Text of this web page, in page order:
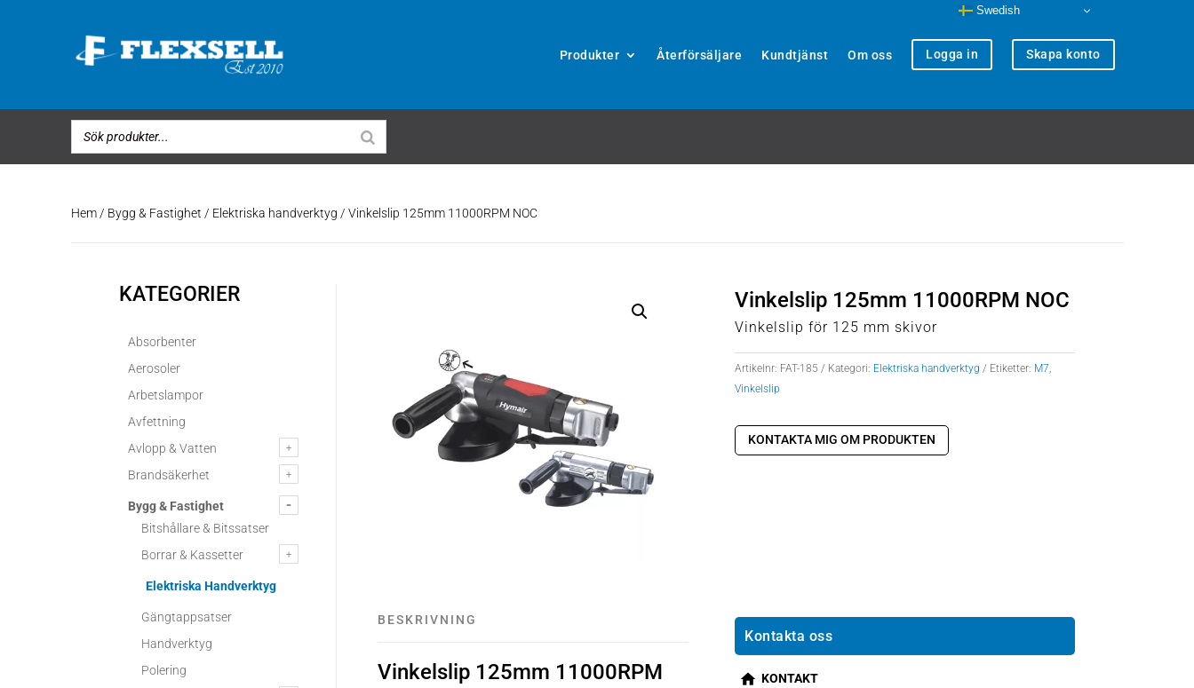
Produkter Återförsäljare Kundtjänst Om oss Logga in Skapa konto
Hem/ Bygg & Fastighet / Elektriska handverktyg / Vinkelslip 125mm 11000RPM NOC
KATEGORIER
Absorbenter
Aerosoler
Arbetslampor
Avfettning
Avlopp & Vatten
Brandsäkerhet
Bygg & Fastighet
Bitshållare & Bitssatser
Borrar & Kassetter
Elektriska Handverktyg
Gängtappsatser
Handverktyg
Polering
BESKRIVNING
Vinkelslip 125mm 11000RPM
Vinkelslip 125mm 11000RPM NOC
Vinkelslip för 125 mm skivor
Artikelnr: FAT-185 Kategori: Elektriska handverktyg Etiketter: M7,
Vinkelslip
KONTAKTA MIG OM PRODUKTEN
Kontakta oss
KONTAKT
Swedish